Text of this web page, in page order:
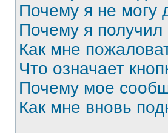
Почему я не могу
Почему я
Как мне
Что означает
Почему мое
Как мне вновь